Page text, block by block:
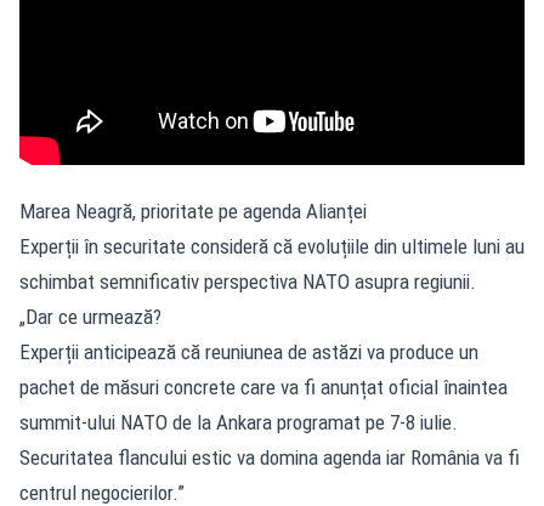
Marea Neagră, prioritate pe agenda Alianței
Experții în securitate consideră că evoluțiile din ultimele luni au
schimbat semnificativ perspectiva NATO asupra regiunii.
„Dar ce urmează?
Experții anticipează că reuniunea de astăzi va produce un
pachet de măsuri concrete care va fi anunțat oficial înaintea
summit-ului NATO de la Ankara programat pe 7-8 iulie.
Securitatea flancului estic va domina agenda iar România va fi
centrul negocierilor.”